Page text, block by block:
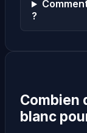
?
Combien
blanc